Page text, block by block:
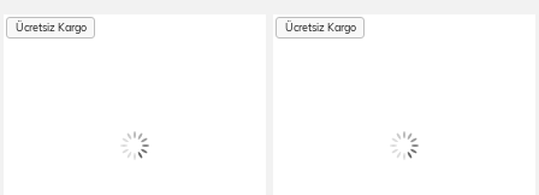
Ücretsiz Kargo Ücretsiz Kargo